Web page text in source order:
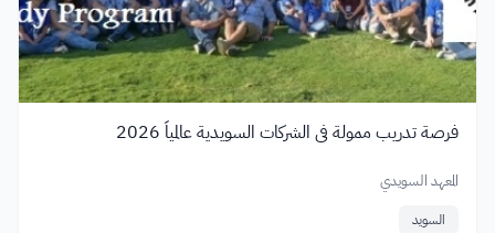
فرصة تدريب ممولة في الشركات السويدية عالمياً 2026
المعهد السويدي
السويد